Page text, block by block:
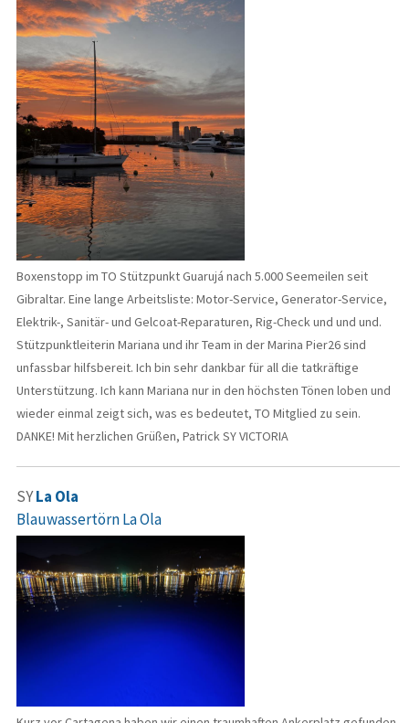
Boxenstopp im TO Stützpunkt Guarujá nach 5.000 Seemeilen seit
Gibraltar. Eine lange Arbeitsliste: Motor-Service, Generator-Service,
Elektrik-, Sanitär- und Gelcoat-Reparaturen, Rig-Check und und und.
Stützpunktleiterin Mariana und ihr Team in der Marina Pier26 sind
unfassbar hilfsbereit. Ich bin sehr dankbar für all die tatkräftige
Unterstützung. Ich kann Mariana nur in den höchsten Tönen loben und
wieder einmal zeigt sich, was es bedeutet, TO Mitglied zu sein.
DANKE! Mit herzlichen Grüßen, Patrick SY VICTORIA
SYLa Ola
Blauwassertörn La Ola